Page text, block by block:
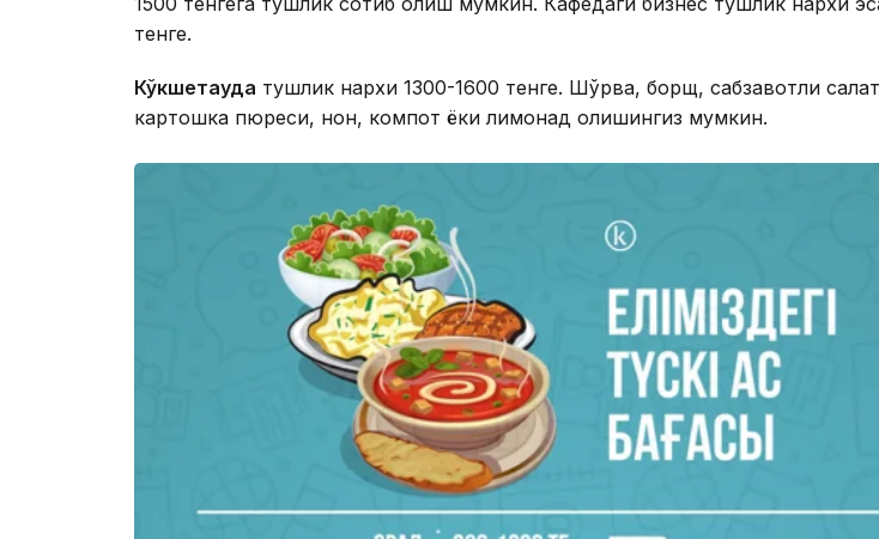
тенге.
Кўкшетауда тушлик нархи 1300-1600 тенге. Шўрва, борщ, сабзавотли
картошка пюреси, нон, компот ёки лимонад олишингиз мумкин.